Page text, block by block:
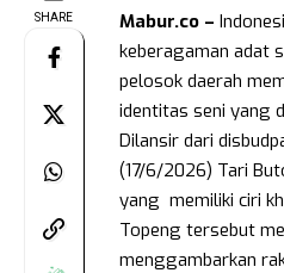
SHARE Mabur.co –
keberagaman adat
pelosok daerah
identitas seni yang
Dilansir dari
(17/6/2026) Tari
yang memiliki ciri
Topeng tersebut
menggambarkan